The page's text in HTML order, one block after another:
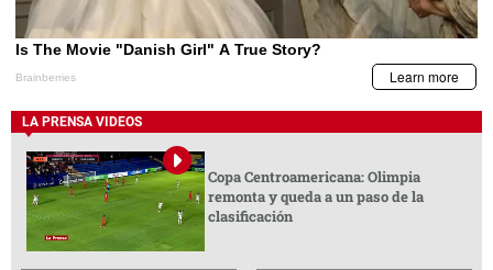
LA PRENSA VIDEOS
Copa Centroamericana: Olimpia
remonta y queda a un paso de la
clasificación